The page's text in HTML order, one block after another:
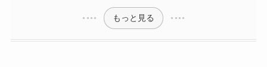
もっと見る